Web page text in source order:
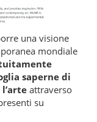
una visione
mondiale
saperne di
attraverso
su